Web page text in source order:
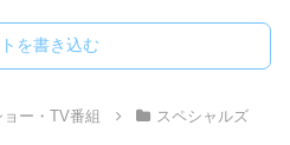
を書き込む
ー・TV番組 スペシャルズ